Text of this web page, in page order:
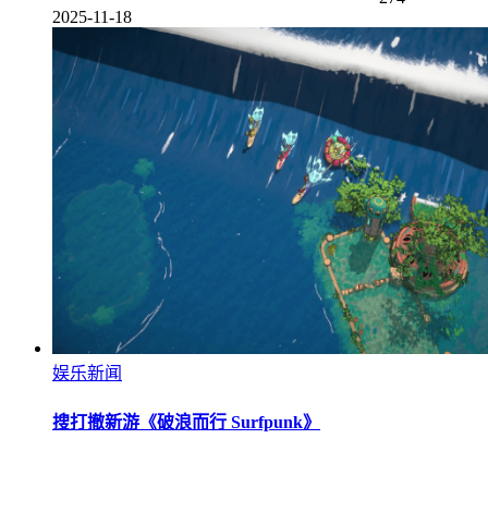
2025-11-18
娱乐新闻
搜打撤新游《破浪而行 Surfpunk》